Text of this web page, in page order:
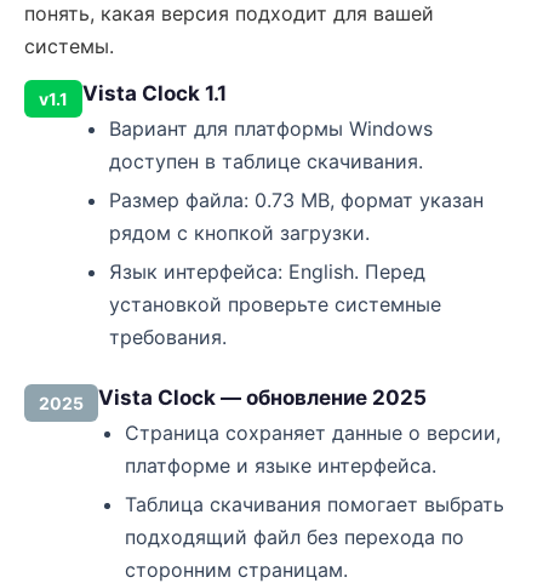
понять, какая версия подходит для вашей
системы.
v1.1
Vista Clock 1.1
Вариант для платформы Windows
доступен в таблице скачивания.
Размер файла: 0.73 MB, формат указан
рядом с кнопкой загрузки.
Язык интерфейса: English. Перед
установкой проверьте системные
требования.
2025
Vista Clock — обновление 2025
Страница сохраняет данные о версии,
платформе и языке интерфейса.
Таблица скачивания помогает выбрать
подходящий файл без перехода по
сторонним страницам.